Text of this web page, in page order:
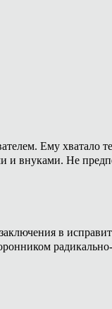
Ему
внуками. Не
в